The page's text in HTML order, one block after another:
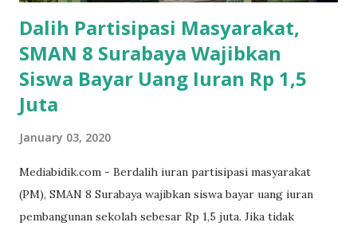
Dalih Partisipasi Masyarakat,
SMAN 8 Surabaya Wajibkan
Siswa Bayar Uang Iuran Rp 1,5
Juta
January 03, 2020
Mediabidik.com - Berdalih iuran partisipasi masyarakat
(PM), SMAN 8 Surabaya wajibkan siswa bayar uang iuran
pembangunan sekolah sebesar Rp 1,5 juta. Jika tidak